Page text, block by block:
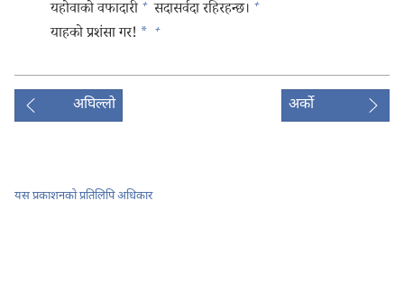
यहोवाको वफादारी + सदासर्वदा रहिरहन्छ। +
याहको प्रशंसा गर! * +
अघिल्लो अर्को
यस प्रकाशनको प्रतिलिपि अधिकार